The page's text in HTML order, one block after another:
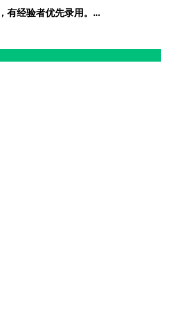
有经验者优先录用。...